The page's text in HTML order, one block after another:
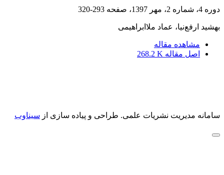
دوره 4، شماره 2، مهر 1397، صفحه 293-320
بهشید ارفع‌نیا، عماد ملاابراهیمی
مشاهده مقاله
اصل مقاله 268.2 K
سامانه مدیریت نشریات علمی. طراحی و پیاده سازی از سیناوب